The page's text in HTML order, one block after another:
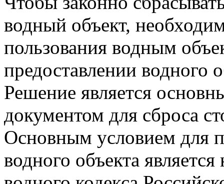
водный объект,
пользования водным
предоставлении водного
Решение является
документом для сброса
Основным условием для
водного объекта